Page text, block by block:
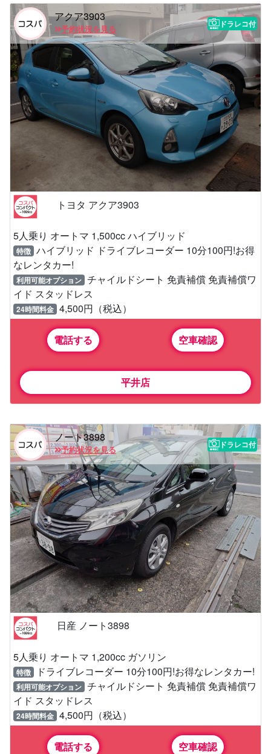
アクア3903
予約状況を見る
ドラレコ付
トヨタ アクア3903
5人乗り オートマ 1,500cc ハイブリッド
特徴 ハイブリッド ドライブレコーダー 10分100円!お得
なレンタカー!
利用可能オプション チャイルドシート 免責補償 免責補償ワ
イド スタッドレス
24時間料金 4,500円（税込）
電話する 空車確認
平井店
ノート3898
予約状況を見る
ドラレコ付
日産 ノート3898
5人乗り オートマ 1,200cc ガソリン
特徴 ドライブレコーダー 10分100円!お得なレンタカー!
利用可能オプション チャイルドシート 免責補償 免責補償ワ
イド スタッドレス
24時間料金 4,500円（税込）
電話する 空車確認